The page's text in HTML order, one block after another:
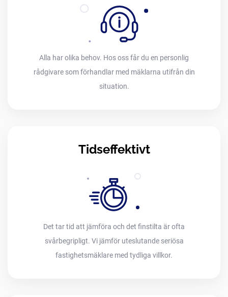
Alla har olika behov. Hos oss får du en personlig
rådgivare som förhandlar med mäklarna utifrån din
situation.
Tidseffektivt
Det tar tid att jämföra och det finstilta är ofta
svårbegripligt. Vi jämför uteslutande seriösa
fastighetsmäklare med tydliga villkor.